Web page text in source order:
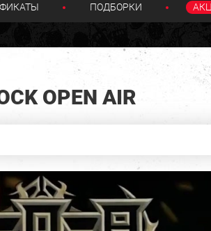
ПОДБОРКИ
OPEN AIR